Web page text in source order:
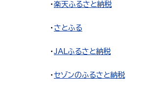
・ 楽天ふるさと納税
・ さとふる
・ JALふるさと納税
・ セゾンのふるさと納税